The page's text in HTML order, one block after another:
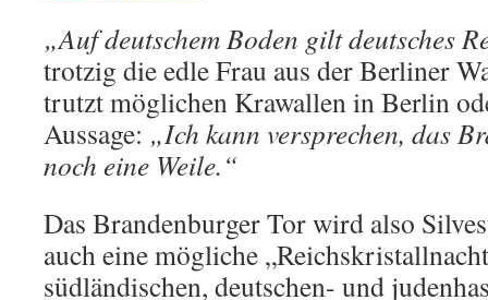
„Auf deutschem Boden gilt deutsches
trotzig die edle Frau aus der Berliner
trutzt möglichen Krawallen in Berlin
Aussage: „Ich kann versprechen, das
noch eine Weile.“
Das Brandenburger Tor wird also
auch eine mögliche
südländischen, deutschen- und